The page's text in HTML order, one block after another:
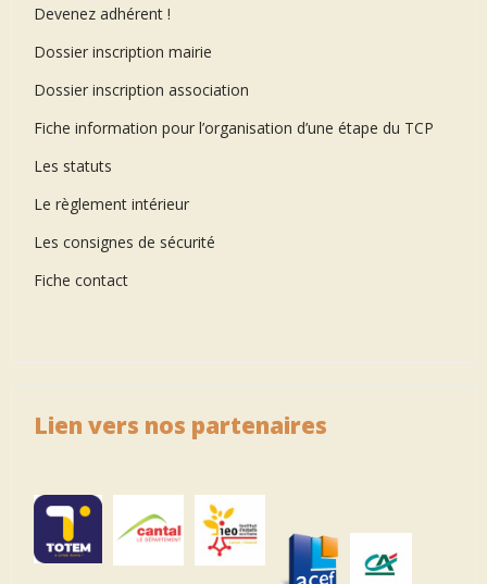
Devenez adhérent !
Dossier inscription mairie
Dossier inscription association
Fiche information pour l’organisation d’une étape du TCP
Les statuts
Le règlement intérieur
Les consignes de sécurité
Fiche contact
Lien vers nos partenaires